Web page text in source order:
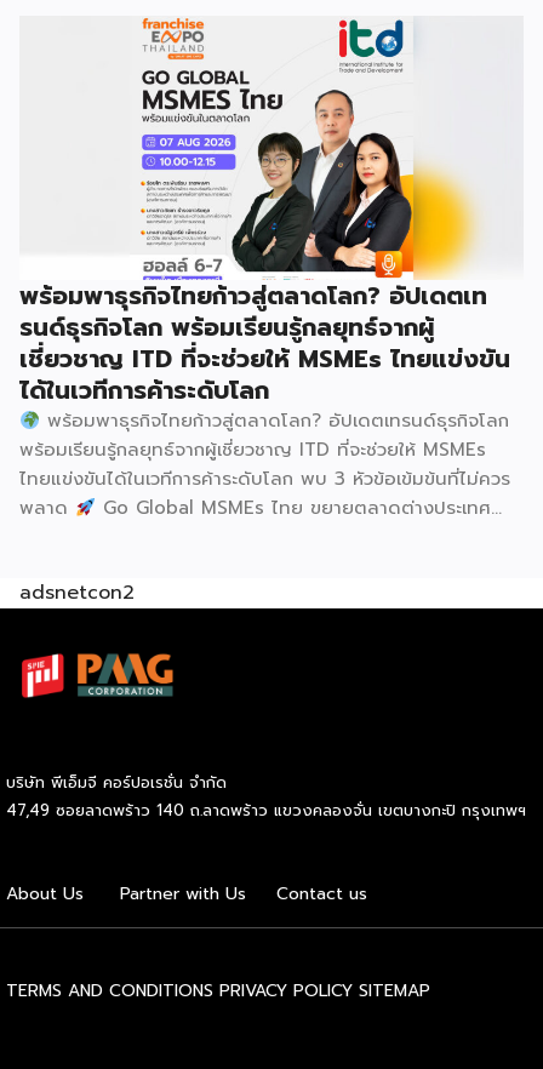
รวมกว่า 250 บูธ บนพื้นที่ 15,000 ตารางเมตร หวังเป็นทาง
เลือกสร้างรายได้เพิ่มและพยุงเศรษฐกิจไทยให้ฟื้นตัว เสิร์ฟครบ
จบในงานด้วยสินเชื่อ และทำเลทองทั่วประเทศ พร้อมเสวนาให้
ความรู้โดยผู้ทรงคุณวุฒิคับคั่ง และกิจกรรมเจรจาจับคู่ธุรกิจทั้งใน
และต่างประเทศ งานจัดต่อเนื่องระหว่างวันที่ 6-9 สิงหาคมนี้ ที่
ฮอลล์ 6-8 อิมแพ็คเมืองทองธานี คาดเม็ดเงินสะพัดในงานราว
220 ล้านบาท นายพูนพงษ์ นัยนาภากรณ์ อธิบดีกรมพัฒนา
ธุรกิจการค้า กระทรวงพาณิชย์ กล่าวว่า งาน ” Franchise Expo
Thailand & Thailand E-Commerce Selection Expo
(TESE 2026) เป็นเวทีแสดงธุรกิจแฟรนไชส์และโซลูชั่นส์แบบครบ
วงจร […]
พร้อมพาธุรกิจไทยก้าวสู่ตลาดโลก? อัปเดตเท
รนด์ธุรกิจโลก พร้อมเรียนรู้กลยุทธ์จากผู้
เชี่ยวชาญ ITD ที่จะช่วยให้ MSMEs ไทยแข่งขัน
ได้ในเวทีการค้าระดับโลก
พร้อมพาธุรกิจไทยก้าวสู่ตลาดโลก? อัปเดตเทรนด์ธุรกิจโลก
พร้อมเรียนรู้กลยุทธ์จากผู้เชี่ยวชาญ ITD ที่จะช่วยให้ MSMEs
ไทยแข่งขันได้ในเวทีการค้าระดับโลก พบ 3 หัวข้อเข้มข้นที่ไม่ควร
พลาด
Go Global MSMEs ไทย ขยายตลาดต่างประเทศ
Commerce เปิดตลาดจีน ติดอาวุธ SMEs ไทย สู่ผู้บริโภค
ธุรกิจ ผู้ประกอบการ และผู้ที่กำลังวางแผนขยายตลาด
สิงหาคม 2569 | 10.00 – 12.15 น.
adsnetcon2
บริษัท พีเอ็มจี คอร์ปอเรชั่น จำกัด
47,49 ซอยลาดพร้าว 140 ถ.ลาดพร้าว แขวงคลองจั่น เขตบางกะปิ กรุงเทพฯ
About Us Partner with Us Contact us
TERMS AND CONDITIONS PRIVACY POLICY SITEMAP